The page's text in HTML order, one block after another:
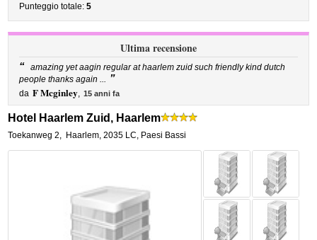
Punteggio totale:5
Ultima recensione
“ amazing yet aagin regular at haarlem zuid such friendly kind dutch
people thanks again ... ”
da F Mcginley, 15 anni fa
Hotel Haarlem Zuid, Haarlem
Toekanweg 2, Haarlem,2035 LC, Paesi Bassi